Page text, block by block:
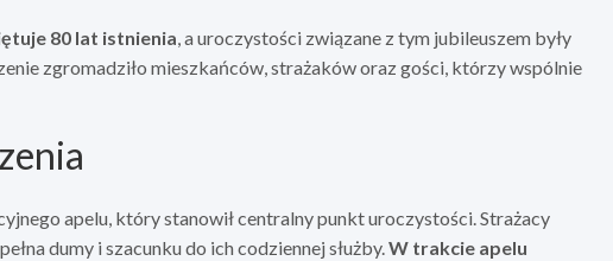
80 lat istnienia, a uroczystości związane z tym jubileuszem były
zgromadziło mieszkańców, strażaków oraz gości, którzy wspólnie
apelu, który stanowił centralny punkt uroczystości. Strażacy
dumy i szacunku do ich codziennej służby.W trakcie apelu